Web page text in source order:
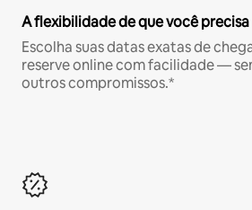
A flexibilidade de que você precisa
Escolha suas datas exatas de
reserve online com facilidade —
outros compromissos.*